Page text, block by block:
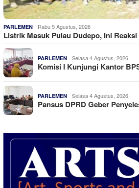
PARLEMEN Rabu 5 Agustus, 2026
Listrik Masuk Pulau Dudepo, Ini
PARLEMEN Selasa 4 Agustus, 2026
Komisi I Kunjungi Kantor
PARLEMEN Selasa 4 Agustus, 2026
Pansus DPRD Geber